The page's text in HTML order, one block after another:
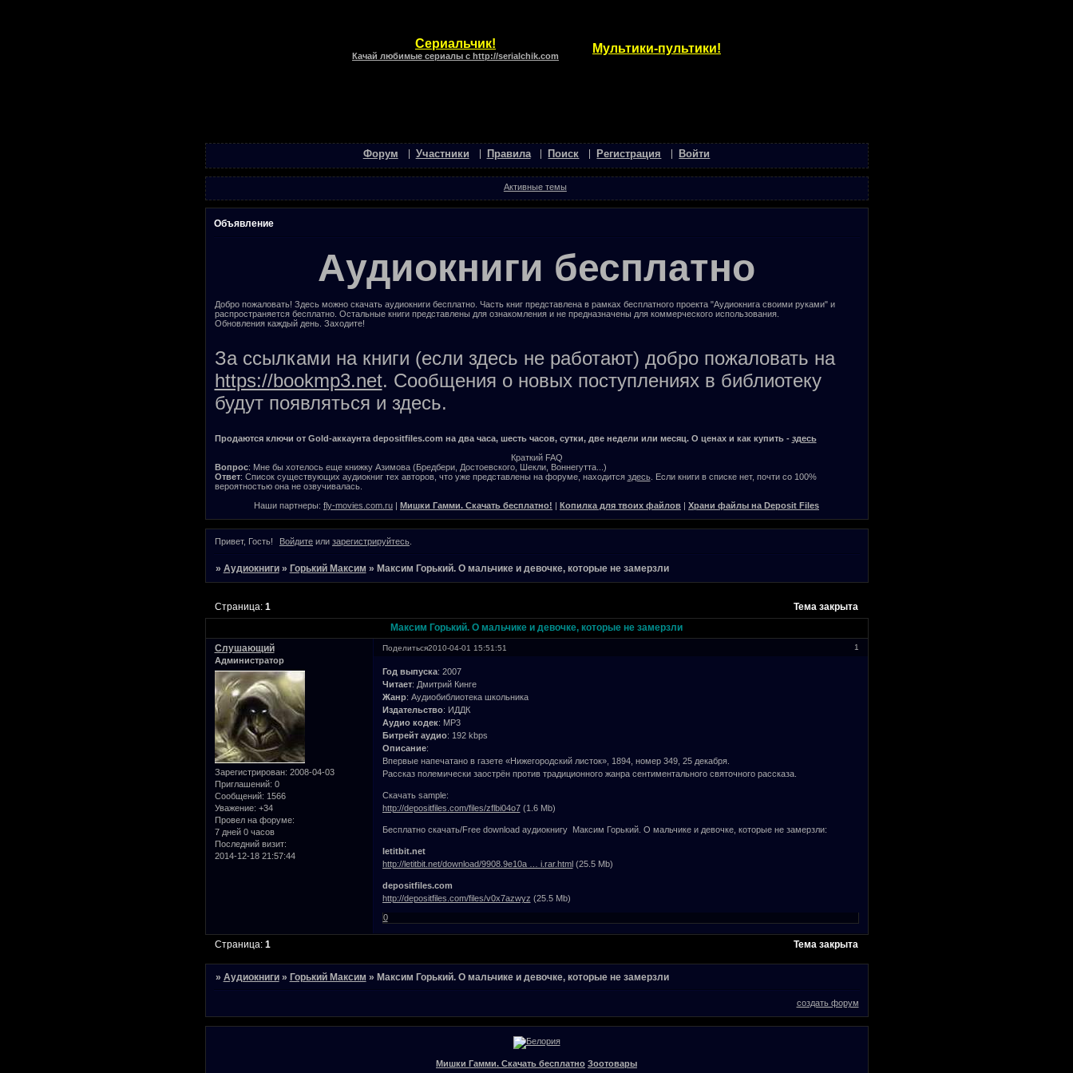
Сериальчик!
Качай любимые сериалы с http://serialchik.com
Мультики-пультики!
Форум Участники Правила Поиск Регистрация Войти
Активные темы
Объявление
Аудиокниги бесплатно
Добро пожаловать! Здесь можно скачать аудиокниги бесплатно. Часть книг представлена в рамках бесплатного проекта "Аудиокнига своими руками" и
распространяется бесплатно. Остальные книги представлены для ознакомления и не предназначены для коммерческого использования.
Обновления каждый день. Заходите!
За ссылками на книги (если здесь не работают) добро пожаловать на
https://bookmp3.net. Сообщения о новых поступлениях в библиотеку
будут появляться и здесь.
Продаются ключи от Gold-аккаунта depositfiles.com на два часа, шесть часов, сутки, две недели или месяц. О ценах и как купить - здесь
Краткий FAQ
Вопрос: Мне бы хотелось еще книжку Азимова (Бредбери, Достоевского, Шекли, Воннегутта...)
Ответ: Список существующих аудиокниг тех авторов, что уже представлены на форуме, находится здесь. Если книги в списке нет, почти со 100%
вероятностью она не озвучивалась.
Наши партнеры: fly-movies.com.ru Мишки Гамми. Скачать бесплатно! Копилка для твоих файлов Храни файлы на Deposit Files
Привет, Гость! Войдите или зарегистрируйтесь
» Аудиокниги » Горький Максим » Максим Горький. О мальчике и девочке, которые не замерзли
Максим Горький. О мальчике и девочке, которые не замерзли
Страница: 1 Тема закрыта
Поделиться 1
2010-04-01 15:51:51
Слушающий
Администратор
Зарегистрирован: 2008-04-03
Приглашений: 0
Сообщений: 1566
Уважение: +34
Провел на форуме:
7 дней 0 часов
Последний визит:
2014-12-18 21:57:44
Год выпуска: 2007
Читает: Дмитрий Кинге
Жанр: Аудиобиблиотека школьника
Издательство: ИДДК
Аудио кодек: MP3
Битрейт аудио: 192 kbps
Описание:
Впервые напечатано в газете «Нижегородский листок», 1894, номер 349, 25 декабря.
Рассказ полемически заострён против традиционного жанра сентиментального святочного рассказа.
Скачать sample:
http://depositfiles.com/files/zflbi04o7(1.6 Mb)
Бесплатно скачать/Free download аудиокнигу Максим Горький. О мальчике и девочке, которые не замерзли:
letitbit.net
http://letitbit.net/download/9908.9e10a … i.rar.html(25.5 Mb)
depositfiles.com
http://depositfiles.com/files/v0x7azwyz (25.5 Mb)
0
Тема закрыта
Страница: 1
» Аудиокниги » Горький Максим » Максим Горький. О мальчике и девочке, которые не замерзли
создать форум
Мишки Гамми. Скачать бесплатно Зоотовары